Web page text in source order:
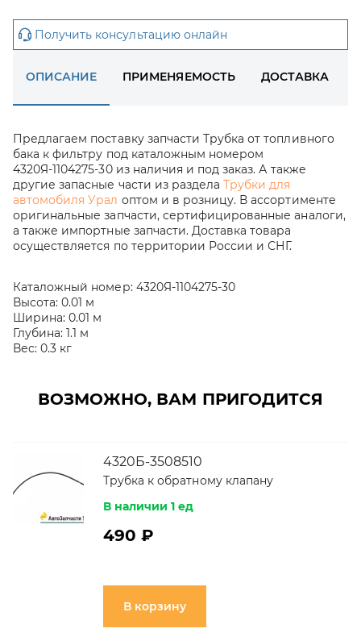
Получить консультацию онлайн
ОПИСАНИЕ ПРИМЕНЯЕМОСТЬ ДОСТАВКА
Предлагаем поставку запчасти Трубка от топливного
бака к фильтру под каталожным номером
4320Я-1104275-30 из наличия и под заказ. А также
другие запасные части из разделаТрубки для
автомобиля Урал оптом и в розницу. В ассортименте
оригинальные запчасти, сертифицированные аналоги,
а также импортные запчасти. Доставка товара
осуществляется по территории России и СНГ.
Каталожный номер: 4320Я-1104275-30
Высота: 0.01 м
Ширина: 0.01 м
Глубина: 1.1 м
Вес: 0.3 кг
ВОЗМОЖНО, ВАМ ПРИГОДИТСЯ
4320Б-3508510
Трубка к обратному клапану
В наличии 1 ед
490 ₽
В корзину